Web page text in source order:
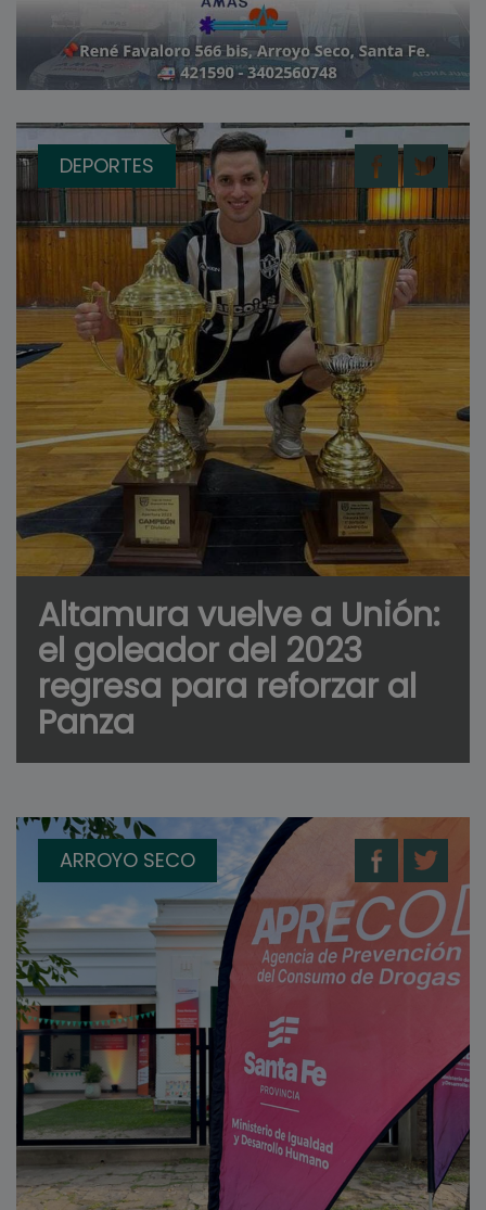
DEPORTES
Altamura vuelve a Unión:
el goleador del 2023
regresa para reforzar al
Panza
ARROYO SECO